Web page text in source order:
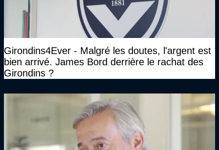
Girondins4Ever - Malgré les doutes, l'argent est
bien arrivé. James Bord derrière le rachat des
Girondins ?